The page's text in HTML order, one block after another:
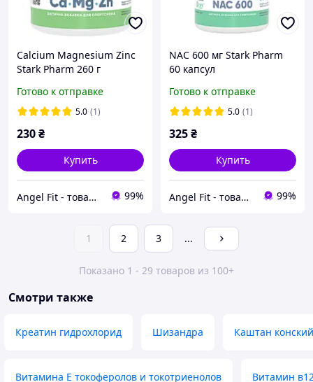
Calcium Magnesium Zinc
Stark Pharm 260 г
Готово к отправке
5.0 (1)
230₴
Купить
Angel Fit - товари для здоров'я, спорту та активного життя 99%
NAC 600 мг Stark Pharm
60 капсул
Готово к отправке
5.0 (1)
325₴
Купить
Angel Fit - товари для здоров'я, спорту та активного життя 99%
1 2 3 ...
Показано 1 - 29 товаров из 100+
Смотри также
Креатин гидрохлорид Шизандра Каштан конский
Витамина Е токоферолов и токотриенолов Витамин